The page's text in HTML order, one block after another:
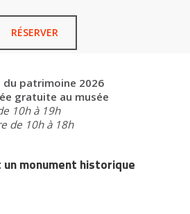
RÉSERVER
du patrimoine 2026
gratuite au musée
10h à 19h
de 10h à 18h
monument historique